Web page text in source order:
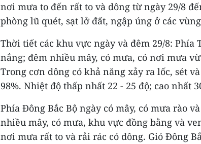
nơi mưa to đến rất to và dông từ ngày 29/8
phòng lũ quét, sạt lở đất, ngập úng ở các
Thời tiết các khu vực ngày và đêm 29/8: Phía
nắng; đêm nhiều mây, có mưa, có nơi mưa
Trong cơn dông có khả năng xảy ra lốc, sét
98%. Nhiệt độ thấp nhất 22 - 25 độ; cao nhất
Phía Đông Bắc Bộ ngày có mây, có mưa rào
nhiều mây, có mưa, khu vực đồng bằng và
nơi mưa rất to và rải rác có dông. Gió Đông